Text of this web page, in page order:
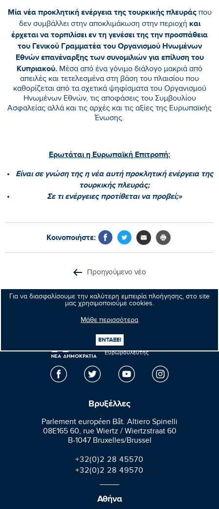
Για να διασφαλίσουμε την καλύτερη εμπειρία πλοήγησης, στο site
μας χρησιμοποιούμε cookies.
Μάθε περισσότερα
ΕΝΤΑΞΕΙ
Μία νέα προκλητική ενέργεια της τουρκικής πλευράςπου
δεν συμβάλλει στην αποκλιμάκωση στην περιοχή και
έρχεται να τορπιλίσει εν τη γενέσει της την προσπάθεια
του Γενικού Γραμματέα του Οργανισμού Ηνωμένων
Εθνών επανέναρξης των συνομιλιών για επίλυση του
Κυπριακού. Μέσα από ένα γόνιμο διάλογο μακριά από
απειλές και τετελεσμένα στη βάση του πλαισίου που
καθορίζεται από τα σχετικά ψηφίσματα του Οργανισμού
Ηνωμένων Εθνών, τις αποφάσεις του Συμβουλίου
Ασφαλείας αλλά και τις αρχές και τις αξίες της Ευρωπαϊκής
Ένωσης.
Ερωτάται η Ευρωπαϊκή Επιτροπή:
Είναι σε γνώση της η νέα αυτή προκλητική ενέργεια της
τουρκικής πλευράς;
Σε τι ενέργειες προτίθεται να προβεί;»
Κοινοποιήστε:
Προηγούμενο νέο
Επόμενο νέο
Μανώλης
Κεφαλογιάννης
Ευρωβουλευτής
Βρυξέλλες
Parlement européen Bât. Altiero Spinelli
08E165 60, rue Wiertz / Wiertzstraat 60
B-1047 Bruxelles/Brussel
+32(0)2 28 45570
+32(0)2 28 49570
Αθήνα